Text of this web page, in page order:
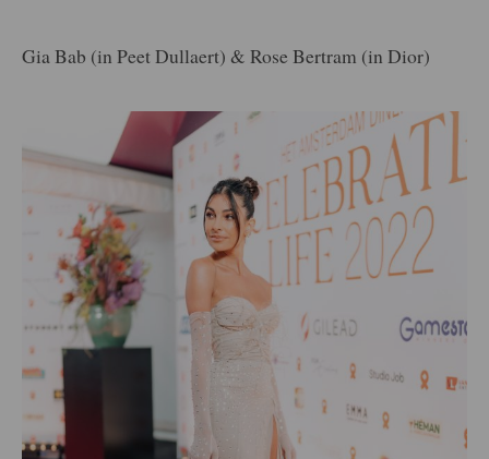
Gia Bab (in Peet Dullaert) & Rose Bertram (in Dior)